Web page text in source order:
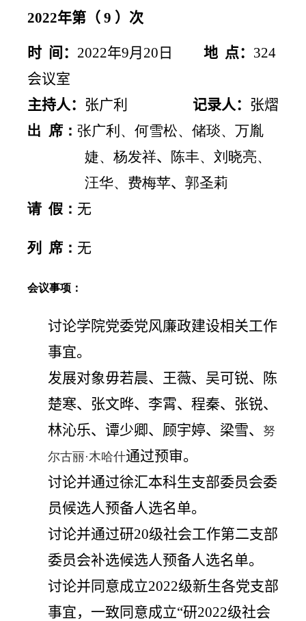
2022年第（ 9 ）次
时 间： 2022年9月 20 日 地 点： 324
会议室
主持人： 张广利 记录人： 张熠
出 席：张广利、何雪松、储琰、万胤
婕、杨发祥、 陈丰、刘晓亮、
汪华、费梅苹、 郭圣莉
请 假： 无
列 席： 无
会议事项：
讨论学院党委党风廉政建设相关工作
事宜。
发展对象毋若晨、王薇、吴可锐、陈
楚寒、张文晔、李霄、程秦、张锐、
林沁乐、谭少卿、顾宇婷、梁雪、
努
尔古丽·木哈什通过预审。
讨论并通过徐汇本科生支部委员会委
员候选人预备人选名单。
讨论并通过研20级社会工作第二支部
委员会补选候选人预备人选名单。
讨论并同意成立2022级新生各党支部
事宜， 一致同意成立“研2022级社会